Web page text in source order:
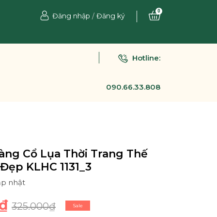
Đăng nhập / Đăng ký
0
Hotline:
090.66.33.808
Cổ Lụa Thời Trang Thế
KLHC 1131_3
nhật
325.000₫ Sale